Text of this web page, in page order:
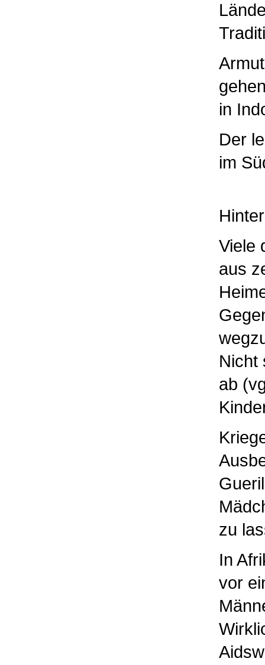
in
Der
im
Viele
aus
Nicht
ab
zu
In
vor